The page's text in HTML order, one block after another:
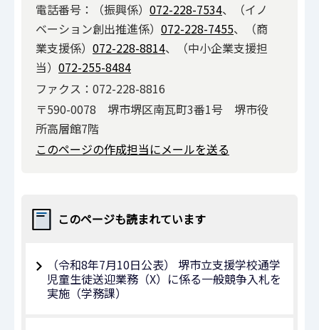
電話番号：（振興係） 072-228-7534、（イノ
ベーション創出推進係） 072-228-7455、（商
業支援係） 072-228-8814、（中小企業支援担
当） 072-255-8484
ファクス：072-228-8816
〒590-0078 堺市堺区南瓦町3番1号 堺市役
所高層館7階
このページの作成担当にメールを送る
このページも読まれています
（令和8年7⽉10⽇公表） 堺市立支援学校通学
児童生徒送迎業務（X）に係る⼀般競争⼊札を
実施（学務課）